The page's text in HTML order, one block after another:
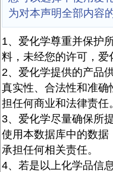
为对本声明全部内容
1、爱化学尊重并保护
料，未经您的许可，爱
2、爱化学提供的产品
真实性、合法性和准
担任何商业和法律责任。
3、爱化学尽量确保所
使用本数据库中的数
承担任何相关责任。
4、若是以上化学品信